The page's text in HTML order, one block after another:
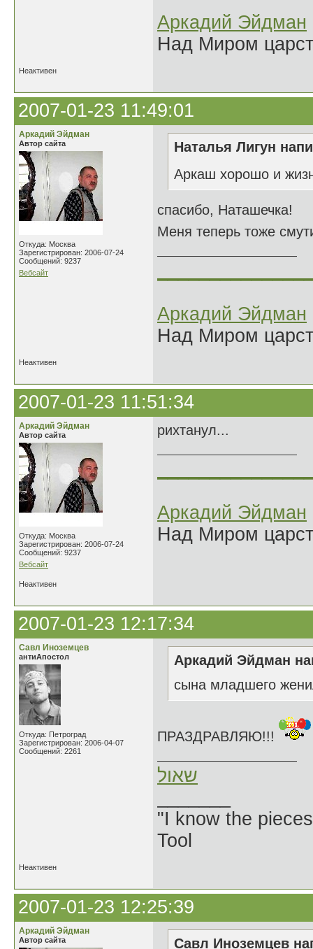
Аркадий Эйдман
Над Миром
Неактивен
2007-01-23 11:49:01
Аркадий Эйдман
Автор сайта
Откуда: Москва
Зарегистрирован: 2006-07-24
Сообщений: 9237
Вебсайт
Наталья Лигун
Аркаш хорошо и
спасибо, Наташечка!
Меня теперь тоже
Аркадий Эйдман
Над Миром
Неактивен
2007-01-23 11:51:34
Аркадий Эйдман
Автор сайта
Откуда: Москва
Зарегистрирован: 2006-07-24
Сообщений: 9237
Вебсайт
рихтанул...
Аркадий Эйдман
Над Миром
Неактивен
2007-01-23 12:17:34
Савл Иноземцев
антиАпостол
Откуда: Петроград
Зарегистрирован: 2006-04-07
Сообщений: 2261
Аркадий Эйдман
сына младшего
ПРАЗДРАВЛЯЮ!!!
שאול
"I know the
Tool
Неактивен
2007-01-23 12:25:39
Аркадий Эйдман
Автор сайта Савл Иноземцев